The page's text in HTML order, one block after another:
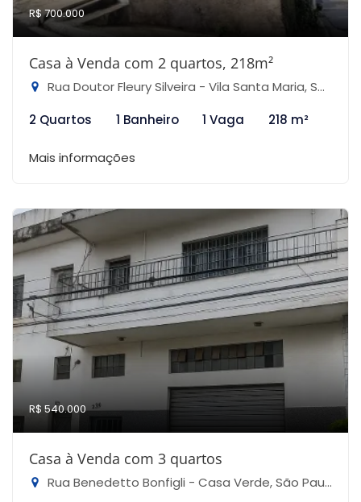
R$ 700.000
Casa à Venda com 2 quartos, 218m²
Rua Doutor Fleury Silveira - Vila Santa Maria, São Paulo-SP
2 Quartos
1 Banheiro 1 Vaga 218 m²
Mais informações
R$ 540.000
Casa à Venda com 3 quartos
Rua Benedetto Bonfigli - Casa Verde, São Paulo-SP